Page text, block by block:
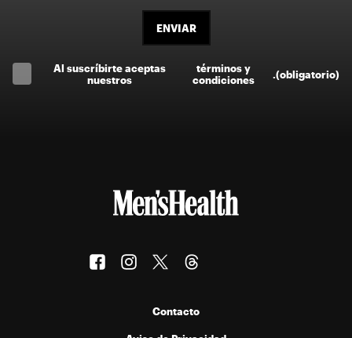
ENVIAR
Al suscríbirte aceptas
nuestros
términos y
condiciones
(obligatorio)
Contacto